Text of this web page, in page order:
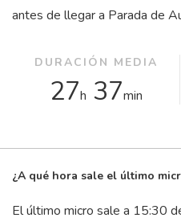
antes de llegar a Parada de
DURACIÓN MEDIA
27h 37min
¿A qué hora sale el último
El último micro sale a 15:30